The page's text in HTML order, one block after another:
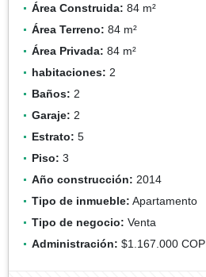
Área Construida: 84 m²
Área Terreno: 84 m²
Área Privada: 84 m²
habitaciones: 2
Baños: 2
Garaje: 2
Estrato: 5
Piso: 3
Año construcción: 2014
Tipo de inmueble: Apartamento
Tipo de negocio: Venta
Administración: $1.167.000 COP